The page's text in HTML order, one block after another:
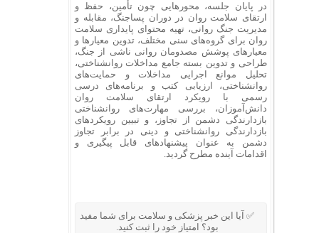
در پایان جلسه، محورهایی چون تأمین، حفظ و
ارتقای سلامت روان در دوران پساجنگ، مقابله و
مدیریت جنگ روانی، تهیه محتوای پایداری سلامت
روان برای گروه‌های سنی مختلف، تدوین معیارها و
معیارهای پوشش مصدومان روانی ناشی از جنگ،
طراحی و تدوین بسته جامع مداخلات روانشناختی،
تحلیل موانع اجرایی مداخلات و حمایت‌های
روانشناختی، ارزیابی کتب و برنامه‌های درسی
رسمی با رویکرد ارتقای سلامت روان
دانش‌آموزان، بررسی مهارت‌های روانشناختی
بازدارندگی دشمن از تجاوز، و تبیین رویکردهای
بازدارندگی روانشناختی و دینی در برابر تجاوز
دشمن به عنوان پیشنهادهای قابل پیگیری و
اقدامات آینده مطرح گردید.
✅ آیا این خبر پزشکی و سلامت برای شما مفید
بود؟ امتیاز خود را ثبت کنید.